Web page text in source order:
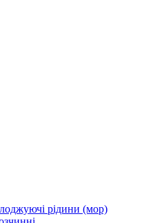
рідини (мор)